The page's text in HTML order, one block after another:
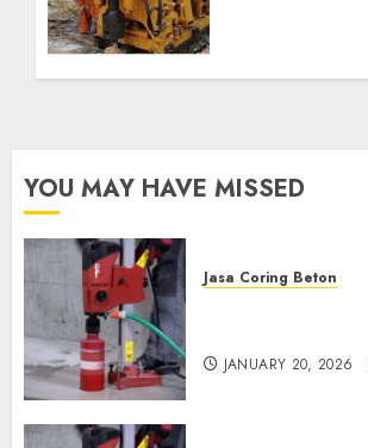
YOU MAY HAVE MISSED
Jasa Coring Beton
JANUARY 20, 2026